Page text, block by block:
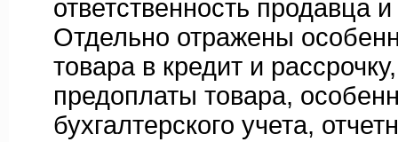
ответственность продавца
Отдельно отражены
товара в кредит и
предоплаты товара,
бухгалтерского учета,